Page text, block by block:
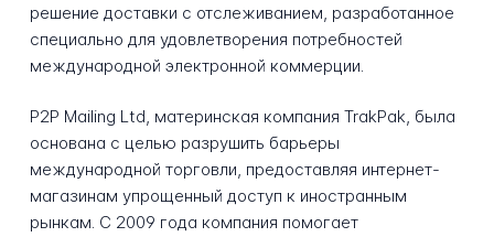
решение доставки с отслеживанием, разработанное
специально для удовлетворения потребностей
международной электронной коммерции.
P2P Mailing Ltd, материнская компания TrakPak, была
основана с целью разрушить барьеры
международной торговли, предоставляя интернет-
магазинам упрощенный доступ к иностранным
рынкам. С 2009 года компания помогает